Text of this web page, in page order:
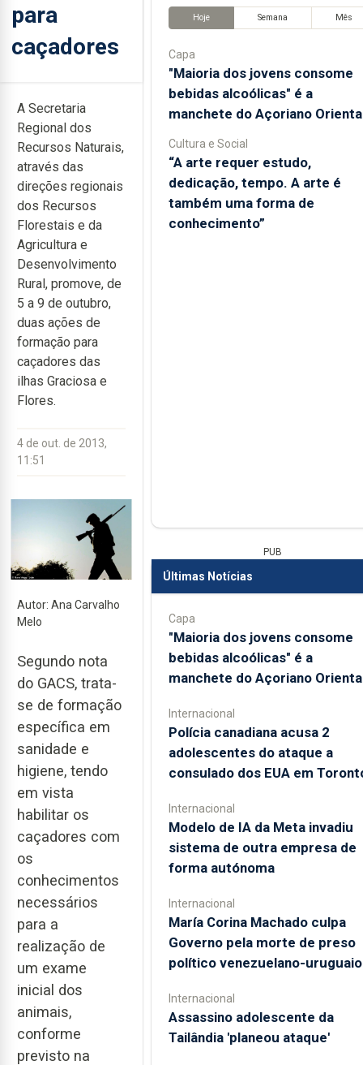
para
caçadores
A Secretaria
Regional dos
Recursos Naturais,
através das
direções regionais
dos Recursos
Florestais e da
Agricultura e
Desenvolvimento
Rural, promove, de
5 a 9 de outubro,
duas ações de
formação para
caçadores das
ilhas Graciosa e
Flores.
4 de out. de 2013,
11:51
Autor: Ana Carvalho
Melo
Segundo nota
do GACS, trata-
se de formação
específica em
sanidade e
higiene, tendo
em vista
habilitar os
caçadores com
os
conhecimentos
necessários
para a
realização de
um exame
inicial dos
animais,
conforme
previsto na
Hoje Semana Mês
Capa
"Maioria dos jovens consome
bebidas alcoólicas" é a
manchete do Açoriano
Cultura e Social
“A arte requer estudo,
dedicação, tempo. A arte é
também uma forma de
conhecimento”
PUB
Últimas Notícias
Capa
"Maioria dos jovens consome
bebidas alcoólicas" é a
manchete do Açoriano
Internacional
Polícia canadiana acusa 2
adolescentes do ataque a
consulado dos EUA em
Internacional
Modelo de IA da Meta invadiu
sistema de outra empresa de
forma autónoma
Internacional
María Corina Machado culpa
Governo pela morte de preso
político venezuelano-uruguaio
Internacional
Assassino adolescente da
Tailândia 'planeou ataque'